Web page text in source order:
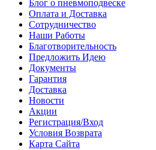
Блог о пневмоподвеске
Оплата и Доставка
Сотрудничество
Наши Работы
Благотворительность
Предложить Идею
Документы
Гарантия
Доставка
Новости
Акции
Регистрация/Вход
Условия Возврата
Карта Сайта